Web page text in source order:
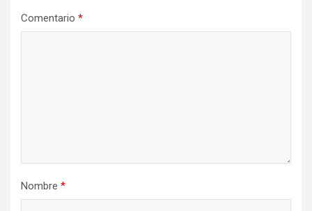
Comentario *
Nombre *